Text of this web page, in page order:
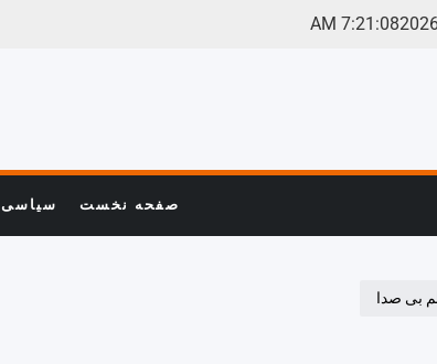
7:21 :08
AM
صفحه نخست سیاسی
بی صدا